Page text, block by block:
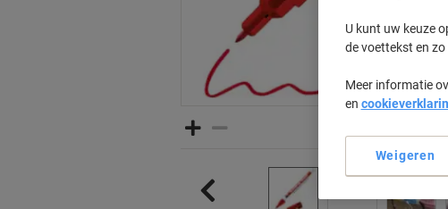
U kunt uw keuze
de voettekst en
Meer informatie
en
Weigeren